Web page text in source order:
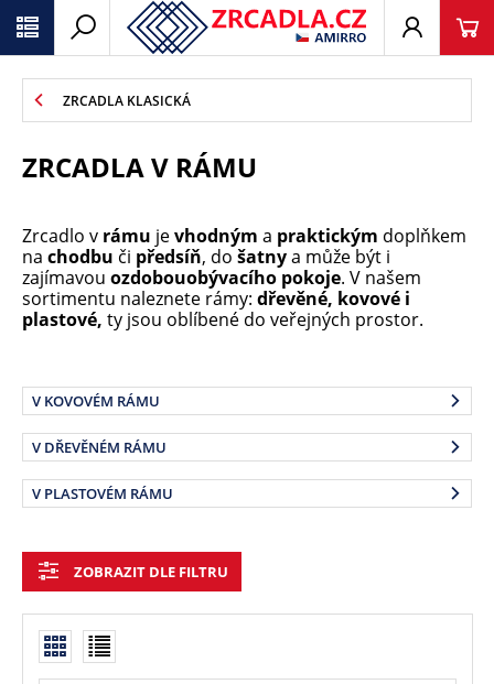
ZRCADLA KLASICKÁ
ZRCADLA V RÁMU
Zrcadlo v rámu jevhodným a praktickým doplňkem
na chodbu či předsíň, do šatnya může být i
zajímavou ozdobouobývacího pokoje. V našem
sortimentu naleznete rámy: dřevěné, kovové i
plastové, ty jsou oblíbené do veřejných prostor.
V KOVOVÉM RÁMU
V DŘEVĚNÉM RÁMU
V PLASTOVÉM RÁMU
ZOBRAZIT DLE FILTRU